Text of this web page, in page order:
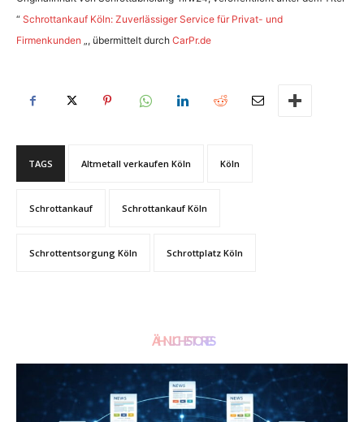
“ Schrottankauf Köln: Zuverlässiger Service für Privat- und
Firmenkunden „, übermittelt durch CarPr.de
TAGS Altmetall verkaufen Köln Köln
Schrottankauf Schrottankauf Köln
Schrottentsorgung Köln Schrottplatz Köln
ÄHNLICHE STORIES